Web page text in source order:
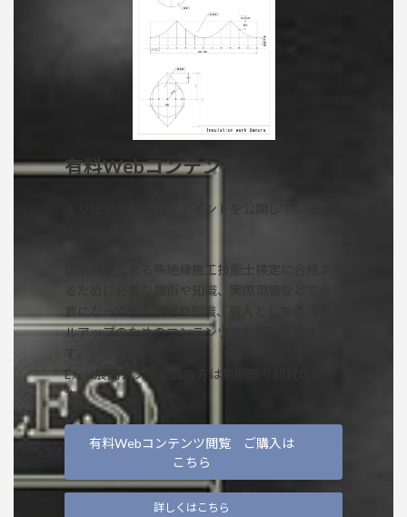
有料Webコンテンツ
より細やかな説明やポイントを公開していま
国家試験である熱絶縁施工技能士検定に合格す
るために必要な技術や知識、実際現場などで必
要になって来る技術や知識、職人としてのスキ
ルアップのためのコンテンツを公開していま
Excel展開アプリ会員の方は無期限で閲覧可能で
す。
有料Webコンテンツ閲覧 ご購入は
こちら
詳しくはこちら